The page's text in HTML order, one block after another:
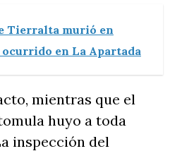
Tierralta murió en
en La Apartada
mientras que el
huyo a toda
inspección del